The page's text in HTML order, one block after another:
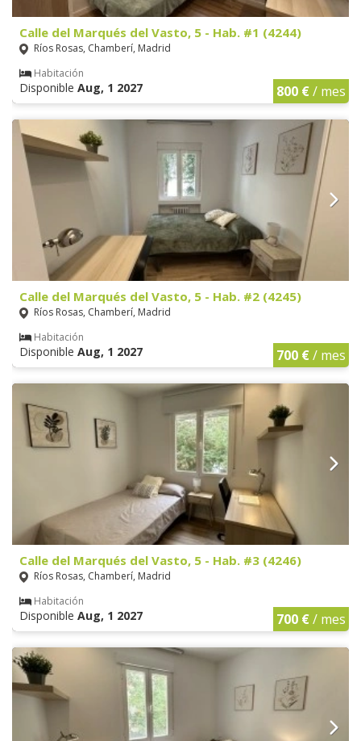
Calle del Marqués del Vasto, 5 - Hab. #1 (4244)
Ríos Rosas, Chamberí, Madrid
Habitación
Disponible Aug, 1 2027 800 €/ mes
Calle del Marqués del Vasto, 5 - Hab. #2 (4245)
Ríos Rosas, Chamberí, Madrid
Habitación
Disponible Aug, 1 2027 700 €/ mes
Calle del Marqués del Vasto, 5 - Hab. #3 (4246)
Ríos Rosas, Chamberí, Madrid
Habitación
Disponible Aug, 1 2027 700 €/ mes